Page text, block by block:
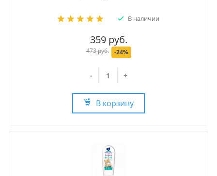
В наличии
359 руб.
473 руб. -24%
- +
В корзину